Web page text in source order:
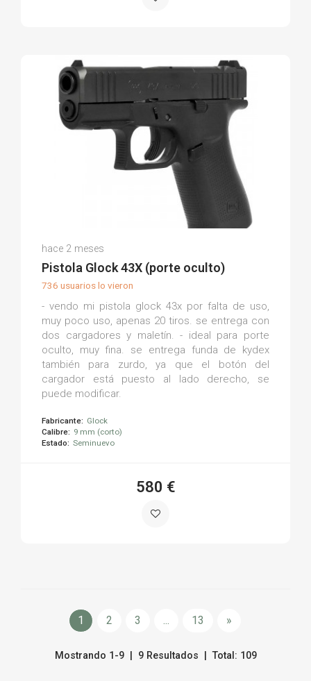
(0)
hace 2 meses
Pistola Glock 43X (porte oculto)
736 usuarios lo vieron
- vendo mi pistola glock 43x por falta de uso,
muy poco uso, apenas 20 tiros. se entrega con
dos cargadores y maletín. - ideal para porte
oculto, muy fina. se entrega funda de kydex
también para zurdo, ya que el botón del
cargador está puesto al lado derecho, se
puede modificar.
Fabricante: Glock
Calibre: 9 mm (corto)
Estado: Seminuevo
580 €
1 2 3 ... 13 »
Mostrando 1-9 | 9 Resultados | Total: 109